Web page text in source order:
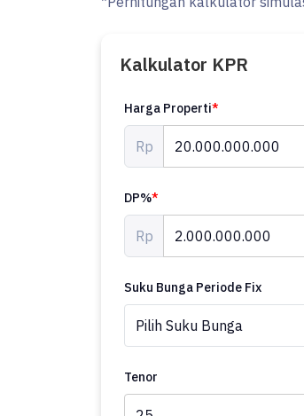
Kalkulator KPR
Harga Properti*
Rp
DP%*
Rp
Suku Bunga Periode Fix
Tenor